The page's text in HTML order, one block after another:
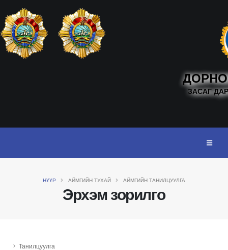
ЗАСАГ
Эрхэм зорилго
НҮҮР АЙМГИЙН ТУХАЙ АЙМГИЙН ТАНИЛЦУУЛГА
Танилцуулга